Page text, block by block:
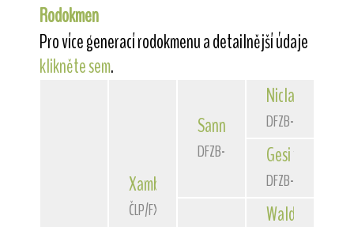
Rodokmen
Pro více generací rodokmenu a detailnější údaje
klikněte sem.
Xambo
ČLP/FXH/29662
Sannio von der
DFZB-93 1588
Niclas
DFZB-90 3172
Gesi
DFZB-91 1307
Waldschrat